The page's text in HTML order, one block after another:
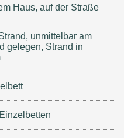
Haus, auf der Straße
unmittelbar am
gelegen, Strand in